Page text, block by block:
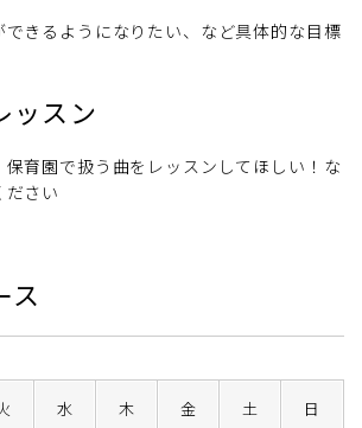
きるようになりたい、など具体的な目標
ッスン
育園で扱う曲をレッスンしてほしい！な
ださい
ス
水 木 金 土 日